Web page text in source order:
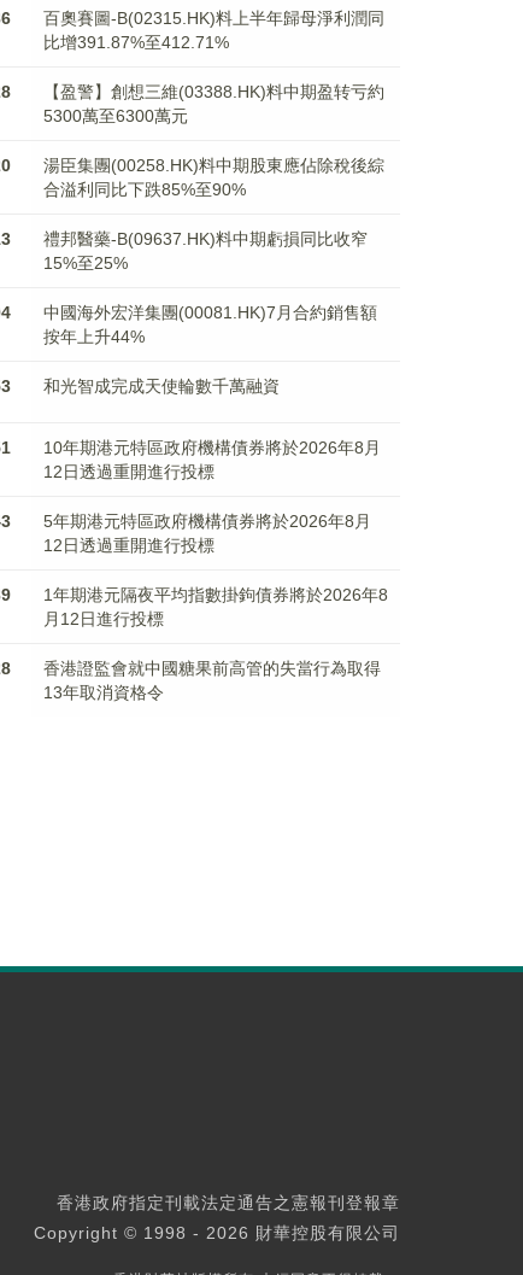
百奧賽圖-B(02315.HK)料上半年歸母淨利潤同
比增391.87%至412.71%
【盈警】創想三維(03388.HK)料中期盈转亏約
5300萬至6300萬元
湯臣集團(00258.HK)料中期股東應佔除稅後綜
合溢利同比下跌85%至90%
禮邦醫藥-B(09637.HK)料中期虧損同比收窄
15%至25%
中國海外宏洋集團(00081.HK)7月合約銷售額
按年上升44%
和光智成完成天使輪數千萬融資
10年期港元特區政府機構債券將於2026年8月
12日透過重開進行投標
5年期港元特區政府機構債券將於2026年8月
12日透過重開進行投標
1年期港元隔夜平均指數掛鉤債券將於2026年8
月12日進行投標
香港證監會就中國糖果前高管的失當行為取得
13年取消資格令
香港政府指定刊載法定通告之憲報刊登報章
Copyright © 1998 - 2026 財華控股有限公司